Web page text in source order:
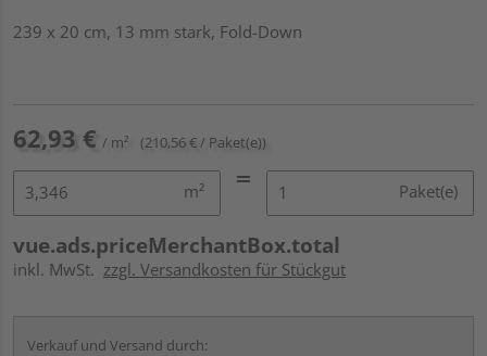
239 x 20 cm, 13 mm stark, Fold-Down
62,93 € / m² (210,56 € / Paket(e))
m² Paket(e)
vue.ads.priceMerchantBox.total
inkl. MwSt. zzgl. Versandkosten für Stückgut
Verkauf und Versand durch: